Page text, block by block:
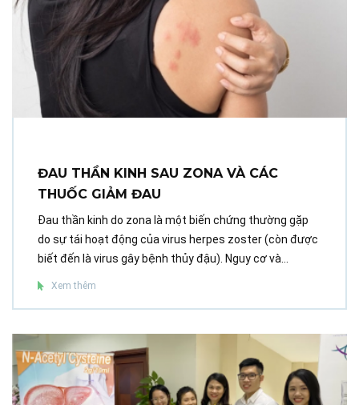
ĐAU THẦN KINH SAU ZONA VÀ CÁC
THUỐC GIẢM ĐAU
Đau thần kinh do zona là một biến chứng thường gặp
do sự tái hoạt động của virus herpes zoster (còn được
biết đến là virus gây bệnh thủy đậu). Nguy cơ và...
Xem thêm